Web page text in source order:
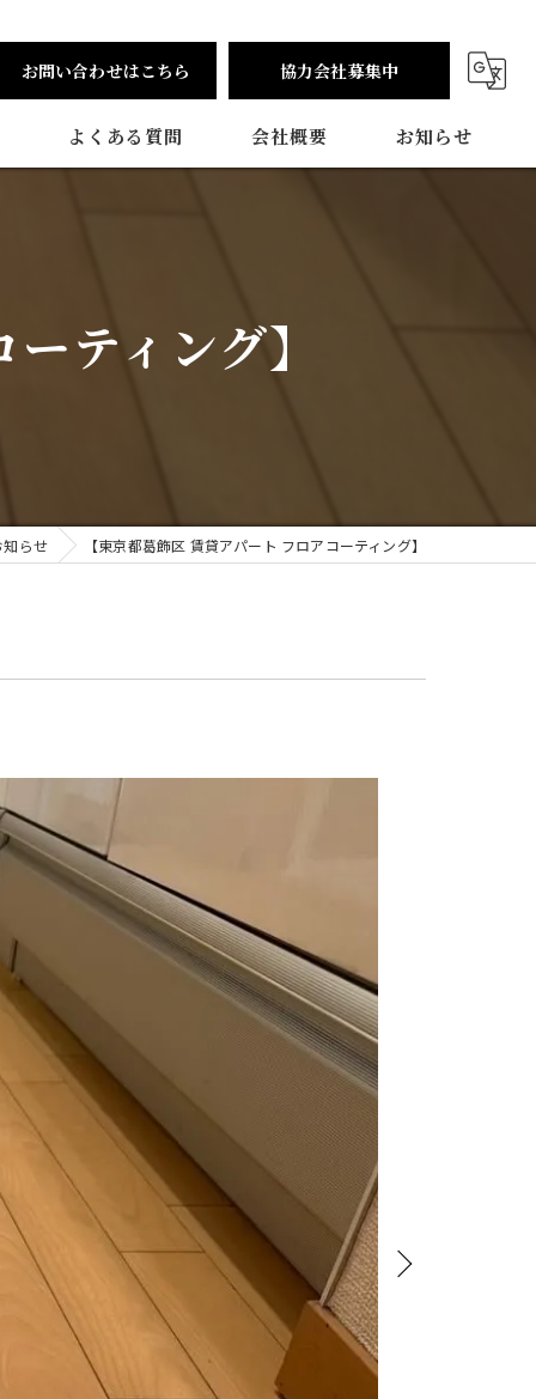
お問い合わせはこちら 協力会社募集中
よくある質問 会社概要 お知らせ
ティング】
知らせ 【東京都葛飾区 賃貸アパート フロアコーティング】